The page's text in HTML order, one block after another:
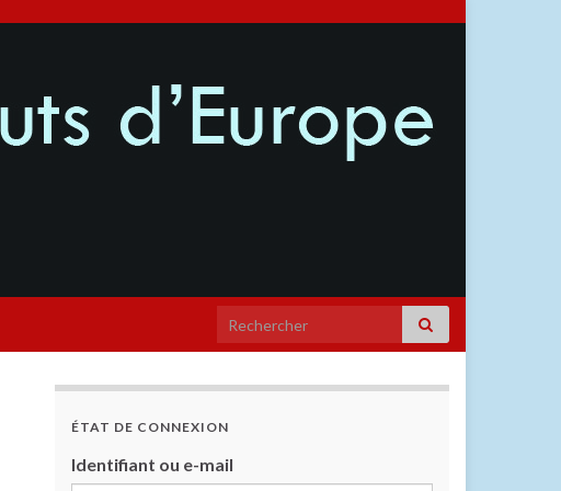
ÉTAT DE CONNEXION
Identifiant ou e-mail